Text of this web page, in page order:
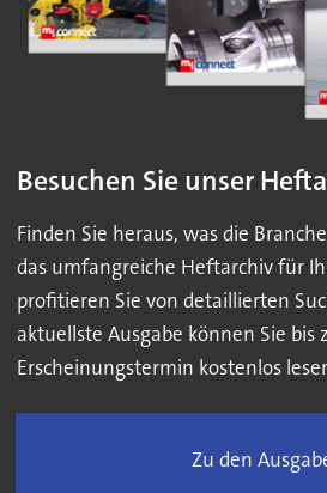
Besuchen Sie unser
Finden Sie heraus, was die
das umfangreiche Heftarchiv für
profitieren Sie von detaillierten
aktuellste Ausgabe können Sie bis
Erscheinungstermin kostenlos
Zu den